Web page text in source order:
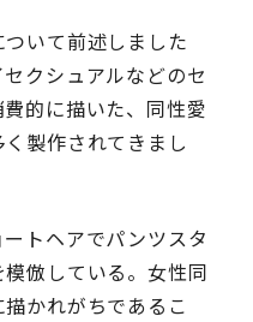
いて前述しました
クシュアルなどのセ
的に描いた、同性愛
製作されてきまし
トヘアでパンツスタ
倣している。女性同
かれがちであるこ